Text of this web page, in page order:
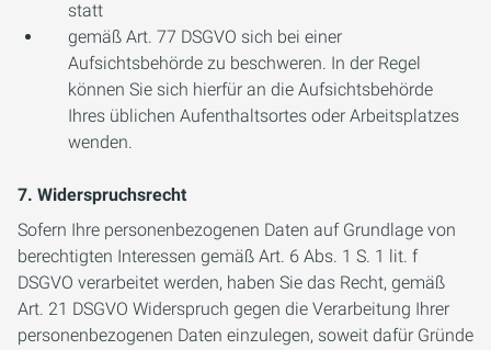
statt
gemäß Art. 77 DSGVO sich bei einer
Aufsichtsbehörde zu beschweren. In der Regel
können Sie sich hierfür an die Aufsichtsbehörde
Ihres üblichen Aufenthaltsortes oder Arbeitsplatzes
wenden.
7. Widerspruchsrecht
Sofern Ihre personenbezogenen Daten auf Grundlage von
berechtigten Interessen gemäß Art. 6 Abs. 1 S. 1 lit. f
DSGVO verarbeitet werden, haben Sie das Recht, gemäß
Art. 21 DSGVO Widerspruch gegen die Verarbeitung Ihrer
personenbezogenen Daten einzulegen, soweit dafür Gründe